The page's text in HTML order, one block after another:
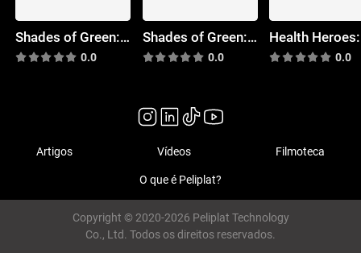
Shades of Green: Geothermal Power
0.0
Shades of Green: Biodiesel
0.0 0.0
Artigos Vídeos Filmoteca
O que é Peliplat?
Copyright © 2020-2026 Peliplat Technology
Co., Ltd. Todos os direitos reservados.